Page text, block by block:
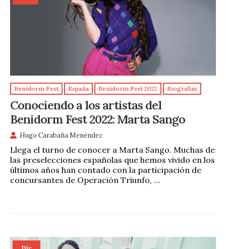
Benidorm Fest España Benidorm Fest 2022 Biografias
Conociendo a los artistas del
Benidorm Fest 2022: Marta Sango
Hugo Carabaña Menéndez
Llega el turno de conocer a Marta Sango. Muchas de
las preselecciones españolas que hemos vivido en los
últimos años han contado con la participación de
concursantes de Operación Triunfo, …